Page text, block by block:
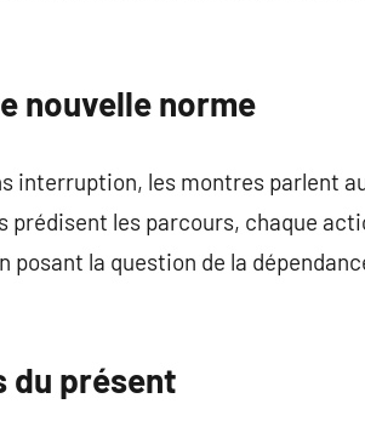
nouvelle norme
interruption, les montres parlent
prédisent les parcours, chaque
la question de la
du présent